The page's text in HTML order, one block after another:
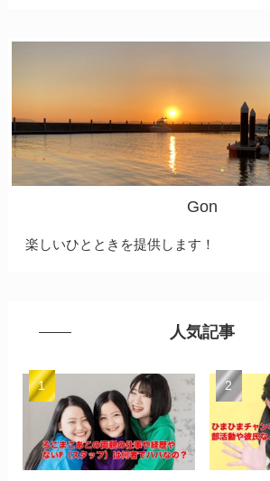
Gon
楽しいひとときを提供します！
人気記事